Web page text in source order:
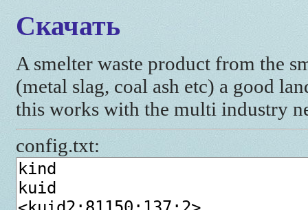
Скачать
A smelter waste product from the
(metal slag, coal ash etc) a good
this works with the multi industry
config.txt: